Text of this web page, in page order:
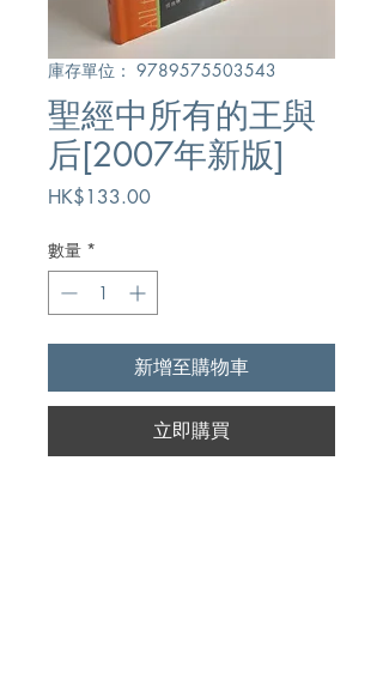
庫存單位： 9789575503543
聖經中所有的王與
后[2007年新版]
HK$133.00價
數量 *
新增至購物車
立即購買